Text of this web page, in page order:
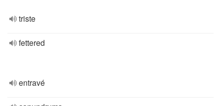
triste
fettered
entravé